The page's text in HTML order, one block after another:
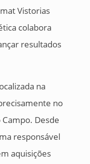
Vistorias
colabora
resultados
na
no
Desde
responsável
aquisições